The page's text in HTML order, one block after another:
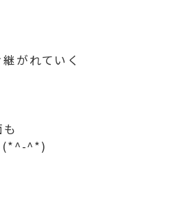
がれていく
(*^-^*)